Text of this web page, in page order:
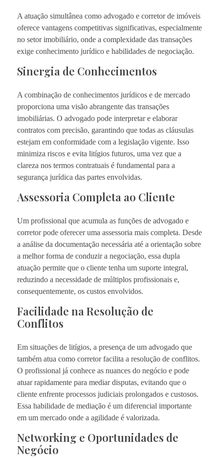
A atuação simultânea como advogado e corretor de imóveis
oferece vantagens competitivas significativas, especialmente
no setor imobiliário, onde a complexidade das transações
exige conhecimento jurídico e habilidades de negociação.
Sinergia de Conhecimentos
A combinação de conhecimentos jurídicos e de mercado
proporciona uma visão abrangente das transações
imobiliárias. O advogado pode interpretar e elaborar
contratos com precisão, garantindo que todas as cláusulas
estejam em conformidade com a legislação vigente. Isso
minimiza riscos e evita litígios futuros, uma vez que a
clareza nos termos contratuais é fundamental para a
segurança jurídica das partes envolvidas.
Assessoria Completa ao Cliente
Um profissional que acumula as funções de advogado e
corretor pode oferecer uma assessoria mais completa. Desde
a análise da documentação necessária até a orientação sobre
a melhor forma de conduzir a negociação, essa dupla
atuação permite que o cliente tenha um suporte integral,
reduzindo a necessidade de múltiplos profissionais e,
consequentemente, os custos envolvidos.
Facilidade na Resolução de
Conflitos
Em situações de litígios, a presença de um advogado que
também atua como corretor facilita a resolução de conflitos.
O profissional já conhece as nuances do negócio e pode
atuar rapidamente para mediar disputas, evitando que o
cliente enfrente processos judiciais prolongados e custosos.
Essa habilidade de mediação é um diferencial importante
em um mercado onde a agilidade é valorizada.
Networking e Oportunidades de
Negócio